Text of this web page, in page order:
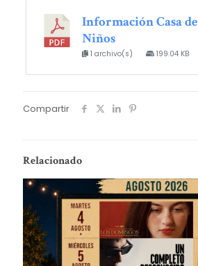
Información Casa de
Niños
1 archivo(s) 199.04 KB
Compartir
Relacionado